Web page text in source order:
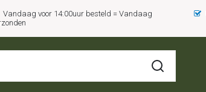
Vandaag voor 14:00uur besteld = Vandaag